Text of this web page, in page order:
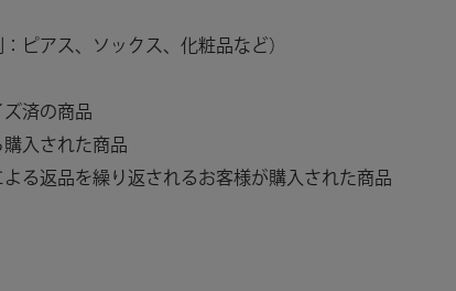
ピアス、ソックス、化粧品など）
ズ済の商品
購入された商品
よる返品を繰り返されるお客様が購入された商品